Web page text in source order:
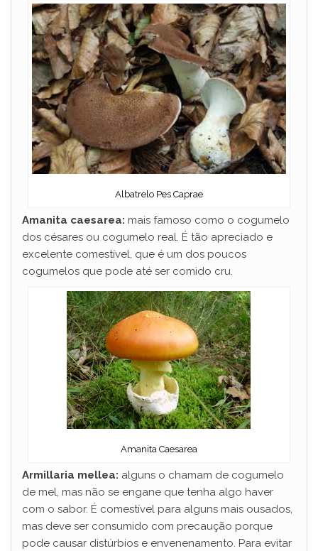
Albatrelo Pes Caprae
Amanita caesarea: mais famoso como o cogumelo
dos césares ou cogumelo real. É tão apreciado e
excelente comestível, que é um dos poucos
cogumelos que pode até ser comido cru.
Amanita Caesarea
Armillaria mellea: alguns o chamam de cogumelo
de mel, mas não se engane que tenha algo haver
com o sabor. É comestível para alguns mais ousados,
mas deve ser consumido com precaução porque
pode causar distúrbios e envenenamento. Para evitar